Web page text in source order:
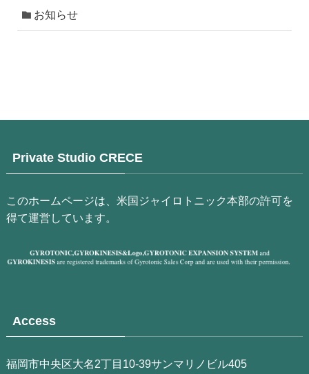
お知らせ
Private Studio CRECE
このホームページは、米国ジャイロトニック本部の許可を
得て運営しています。
Access
福岡市中央区大名2丁目10-39サンマリノビル405